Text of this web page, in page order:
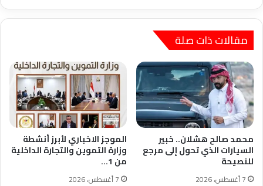
مقالات ذات صلة
محمد صالح هشلان.. خبير
السيارات الذي تحول إلى مرجع
للنصيحة
7 أغسطس، 2026
الموجز الاخباري لأبرز أنشطة
وزارة التموين والتجارة الداخلية
من 1…
7 أغسطس، 2026